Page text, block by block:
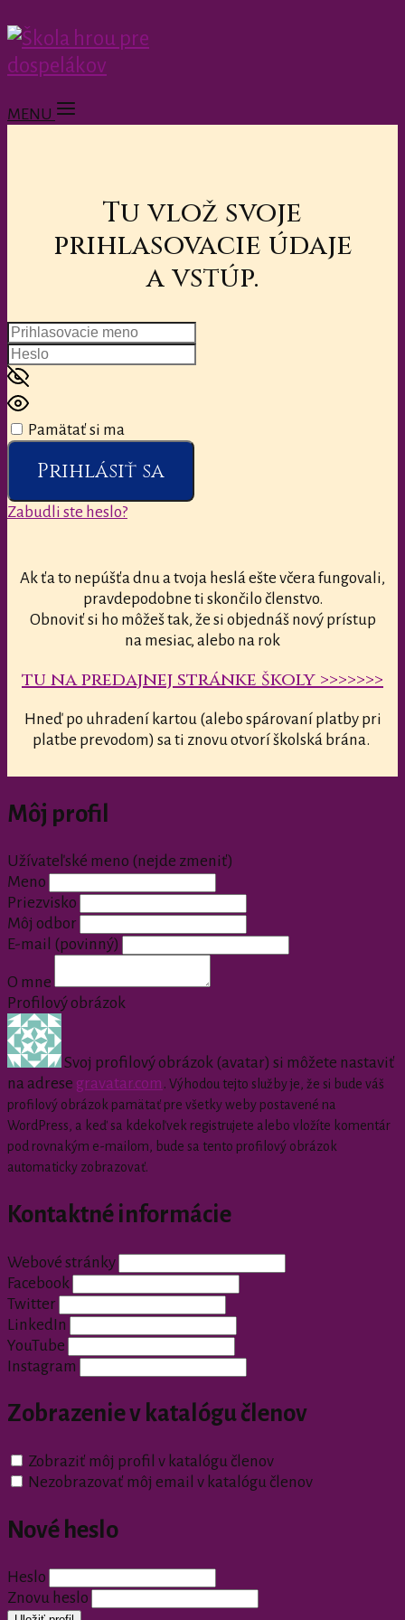
MENU
Tu vlož svoje
prihlasovacie údaje
a vstúp.
Pamätať si ma
Prihlásiť sa
Zabudli ste heslo?
Ak ťa to nepúšťa dnu a tvoja heslá ešte včera fungovali,
pravdepodobne ti skončilo členstvo.
Obnoviť si ho môžeš tak, že si objednáš nový prístup
na mesiac, alebo na rok
tu na predajnej stránke školy >>>>>>>
Hneď po uhradení kartou (alebo spárovaní platby pri
platbe prevodom) sa ti znovu otvorí školská brána.
Môj profil
Užívateľské meno (nejde zmeniť)
Meno
Priezvisko
Môj odbor
E-mail
(povinný)
O mne
Profilový obrázok
Svoj profilový obrázok (avatar) si môžete nastaviť
na adrese gravatar.com . Výhodou tejto služby je, že si bude váš
profilový obrázok pamätať pre všetky weby postavené na
WordPress, a keď sa kdekoľvek registrujete alebo vložíte komentár
pod rovnakým e-mailom, bude sa tento profilový obrázok
automaticky zobrazovať.
Kontaktné informácie
Webové stránky
Facebook
Twitter
LinkedIn
YouTube
Instagram
Zobrazenie v katalógu členov
Zobraziť môj profil v katalógu členov
Nezobrazovať môj email v katalógu členov
Nové heslo
Heslo
Znovu heslo